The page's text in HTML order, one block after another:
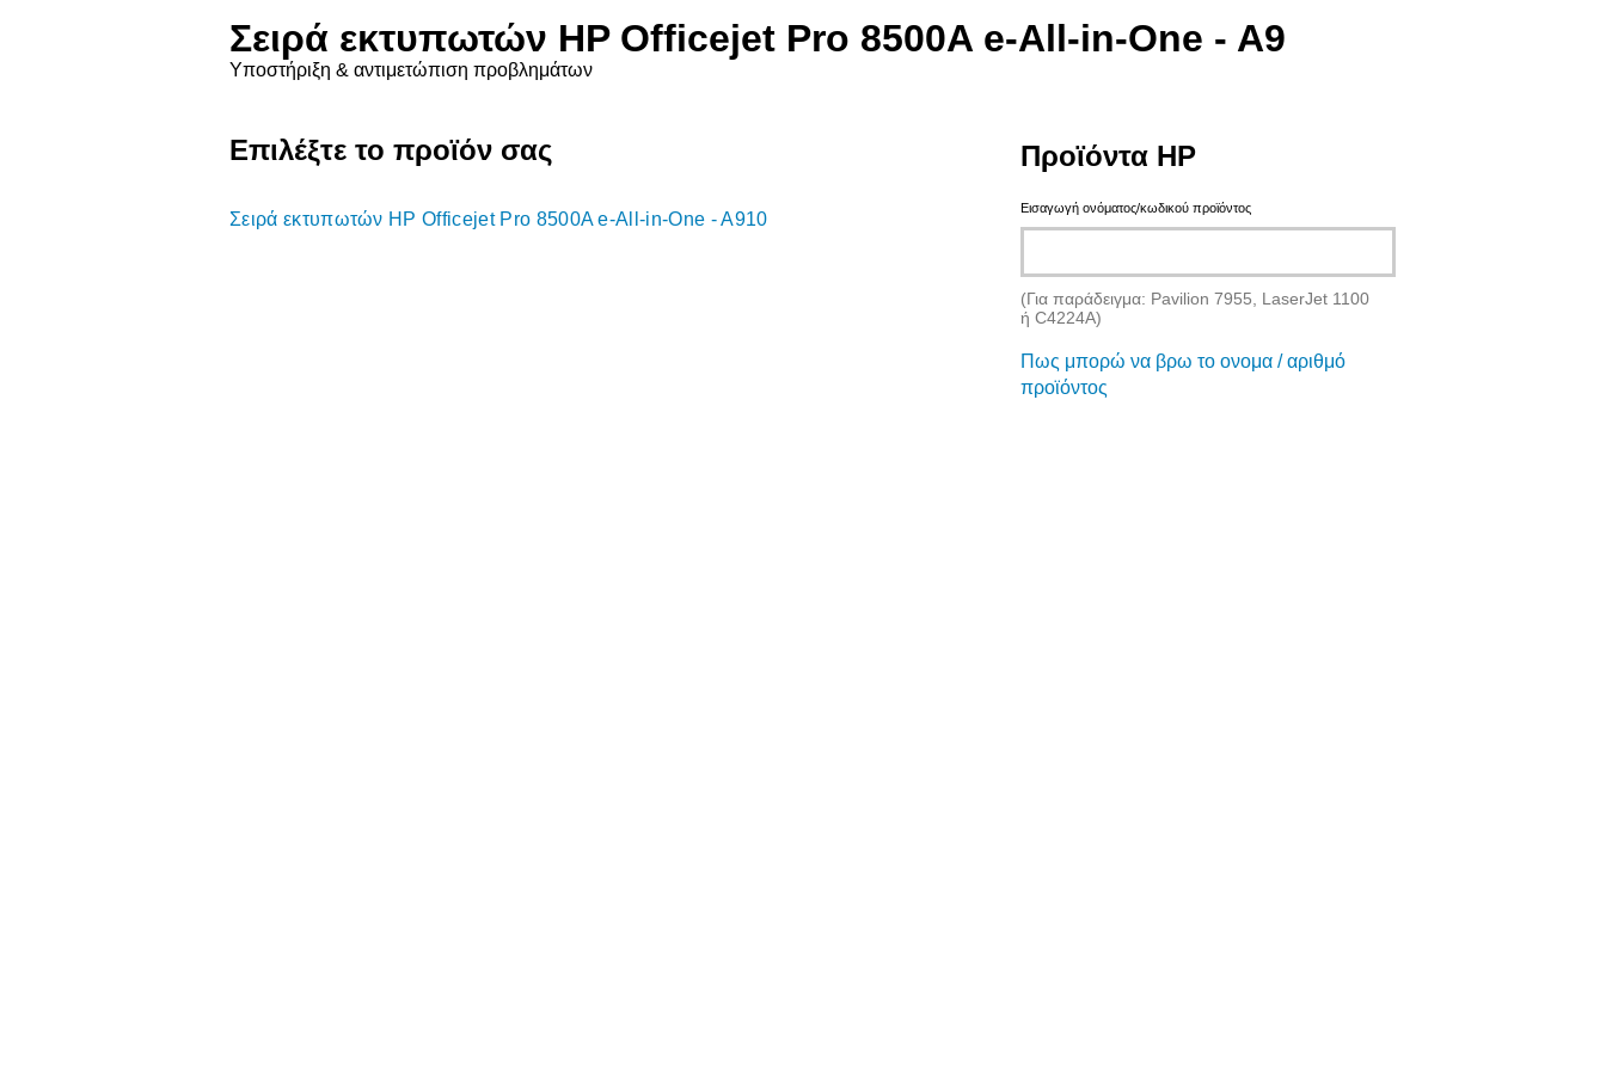
Σειρά εκτυπωτών HP Officejet Pro 8500A e-All-in-One - A9
Υποστήριξη & αντιμετώπιση προβλημάτων
Επιλέξτε το προϊόν σας
Σειρά εκτυπωτών HP Officejet Pro 8500A e-All-in-One - A910
Προϊόντα HP
Εισαγωγή ονόματος/κωδικού προϊόντος
(Για παράδειγμα: Pavilion 7955, LaserJet 1100
ή C4224A)
Πως μπορώ να βρω το ονομα / αριθμό
προϊόντος